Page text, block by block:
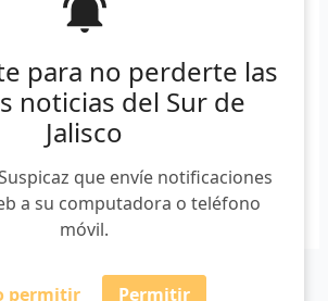
para no perderte las
noticias del Sur de
Jalisco
que envíe notificaciones
a su computadora o teléfono
móvil.
permitir Permitir
de vigilancia. Advirtió que al
Esto lo dijo al prever que con